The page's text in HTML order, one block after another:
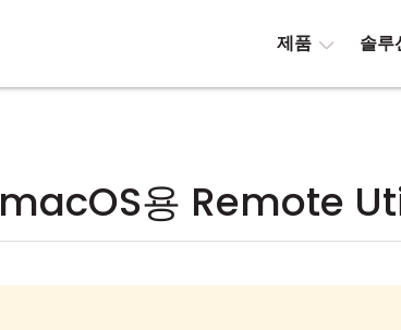
제품 솔루
macOS용 Remote